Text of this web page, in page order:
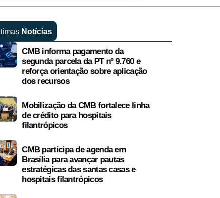
Notícias
CMB informa pagamento da
segunda parcela da PT nº 9.760 e
reforça orientação sobre aplicação
dos recursos
Mobilização da CMB fortalece linha
de crédito para hospitais
filantrópicos
CMB participa de agenda em
Brasília para avançar pautas
estratégicas das santas casas e
hospitais filantrópicos